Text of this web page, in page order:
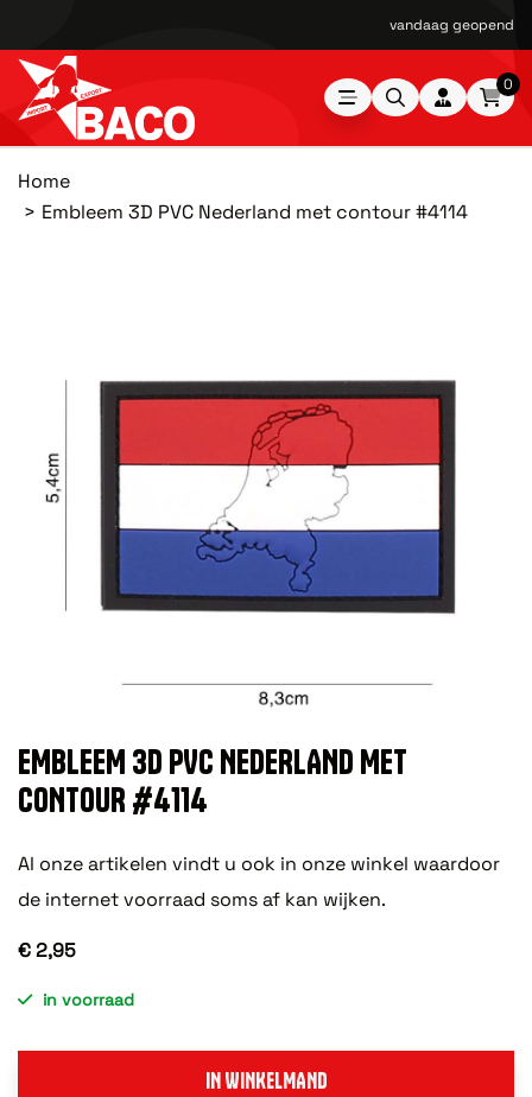
vandaag geopend
0
Home
Embleem 3D PVC Nederland met contour #4114
EMBLEEM 3D PVC NEDERLAND MET
CONTOUR #4114
Al onze artikelen vindt u ook in onze winkel waardoor
de internet voorraad soms af kan wijken.
€ 2,95
in voorraad
IN WINKELMAND